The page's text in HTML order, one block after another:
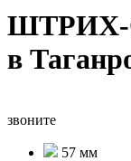
в
звоните
57 мм